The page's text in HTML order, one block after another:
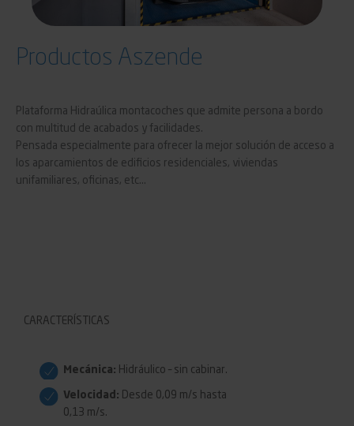
Productos Aszende
Plataforma Hidraúlica montacoches que admite persona a bordo
con multitud de acabados y facilidades.
Pensada especialmente para ofrecer la mejor solución de acceso a
los aparcamientos de edificios residenciales, viviendas
unifamiliares, oficinas, etc…
CARACTERÍSTICAS
Mecánica: Hidráulico – sin cabinar.
Velocidad: Desde 0,09 m/s hasta
0,13 m/s.